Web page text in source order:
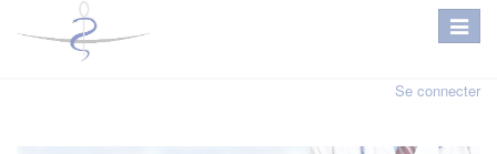
Se connecter